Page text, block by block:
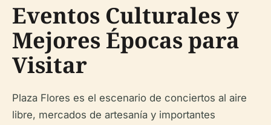
Eventos Culturales y
Mejores Épocas para
Visitar
Plaza Flores es el escenario de conciertos al aire
libre, mercados de artesanía y importantes